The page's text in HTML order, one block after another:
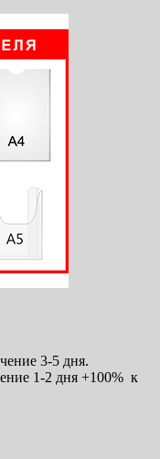
3-5 дня.
1-2 дня +100% к